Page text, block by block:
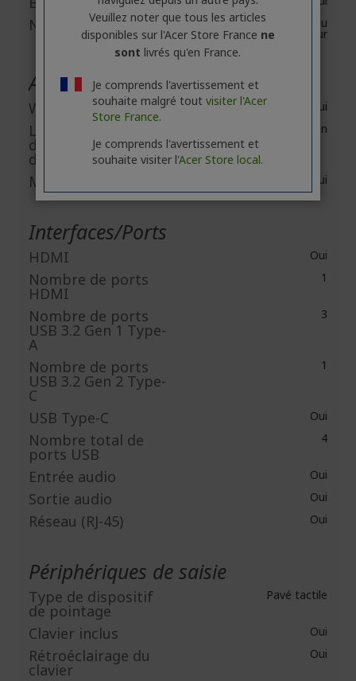
Norme Bluetooth Bluetooth 5.2 ou
supérieur
Appareils intégrés
Webcam Oui
Lecteur
d'empreintes
digitales
Non
Micro intégré Oui
Interfaces/Ports
HDMI Oui
Nombre de ports
HDMI
1
Nombre de ports
USB 3.2 Gen 1 Type-
A
3
Nombre de ports
USB 3.2 Gen 2 Type-
C
1
USB Type-C Oui
Nombre total de
ports USB
4
Entrée audio Oui
Sortie audio Oui
Réseau (RJ-45) Oui
Périphériques de saisie
Type de dispositif
de pointage
Pavé tactile
Clavier inclus Oui
Rétroéclairage du
clavier
Oui
Veuillez noter que tous les articles
disponibles sur l'Acer Store France ne
sont livrés qu'en France.
Je comprends l'avertissement et
souhaite malgré tout visiter l'Acer
Store France.
Je comprends l'avertissement et
souhaite visiter l'Acer Store local.